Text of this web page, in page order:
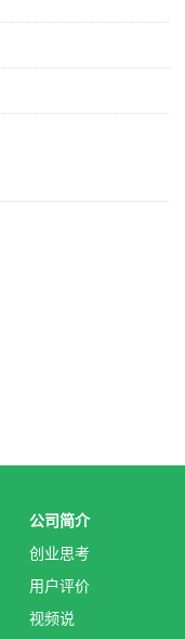
公司简介
创业思考
用户评价
视频说